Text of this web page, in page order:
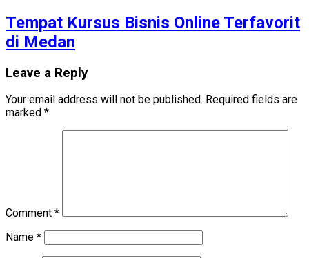
Tempat Kursus Bisnis Online Terfavorit
di Medan
Leave a Reply
Your email address will not be published. Required fields are
marked *
Comment *
Name *